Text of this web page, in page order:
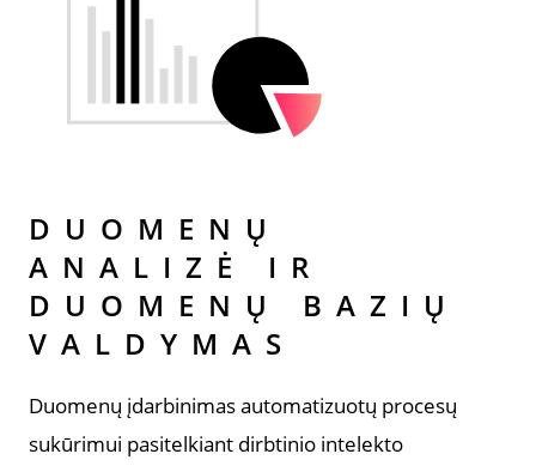
DUOMENŲ
ANALIZĖ IR
DUOMENŲ BAZIŲ
VALDYMAS
Duomenų įdarbinimas automatizuotų procesų
sukūrimui pasitelkiant dirbtinio intelekto